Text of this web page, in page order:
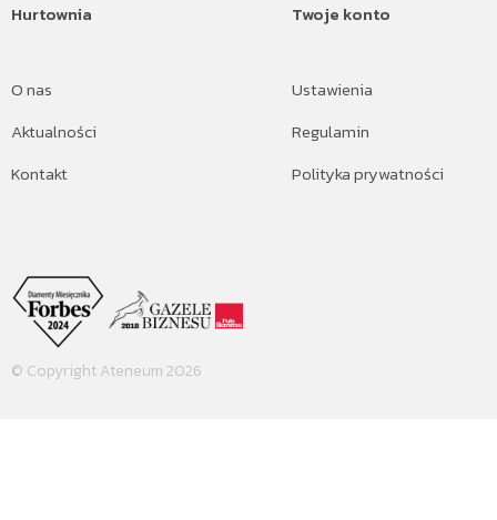
Hurtownia
O nas
Aktualności
Kontakt
Twoje konto
Ustawienia
Regulamin
Polityka prywatności
© Copyright Ateneum 2026